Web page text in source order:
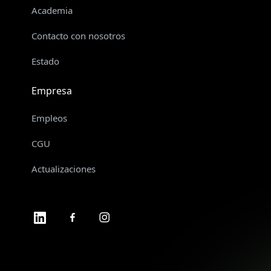
Academia
Contacto con nosotros
Estado
Empresa
Empleos
CGU
Actualizaciones